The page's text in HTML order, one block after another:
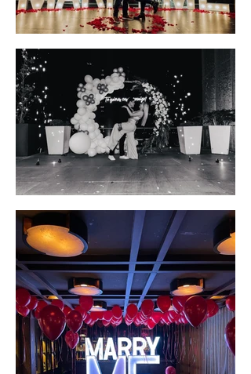
Powered by
InnoTech Apps